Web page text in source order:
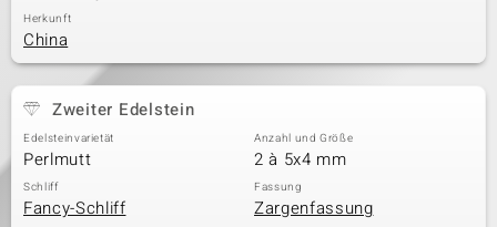
Herkunft
China
Zweiter Edelstein
Edelsteinvarietät
Perlmutt
Anzahl und Größe
2 à 5x4 mm
Schliff
Fancy-Schliff
Fassung
Zargenfassung